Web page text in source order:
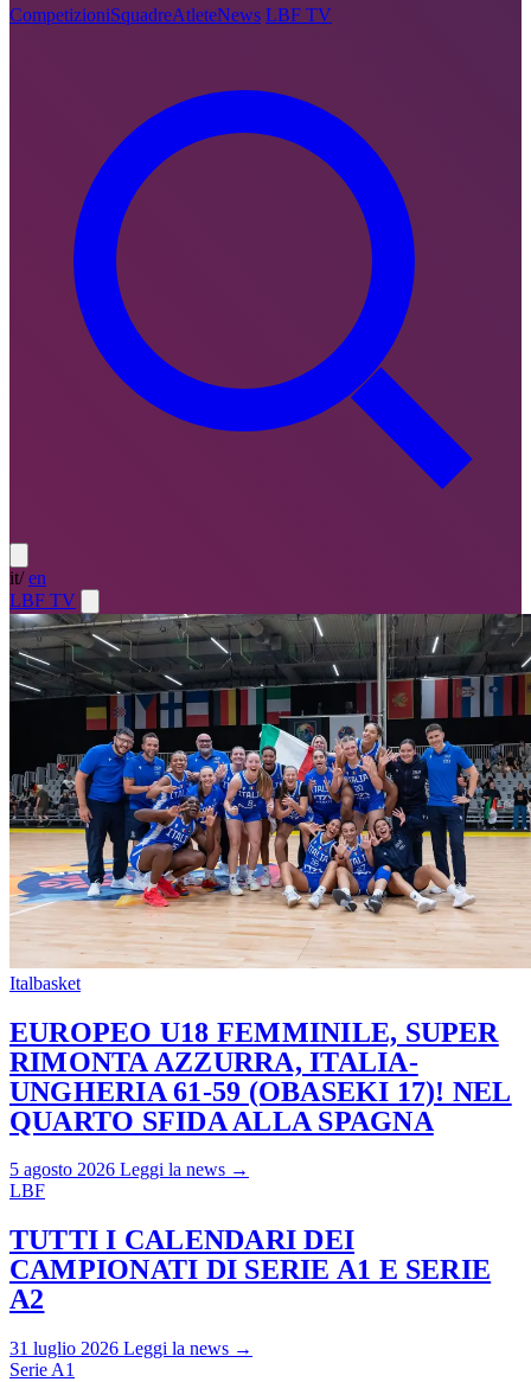
CompetizioniSquadreAtleteNews LBF TV
it/ en
LBF TV
Italbasket
EUROPEO U18 FEMMINILE, SUPER
RIMONTA AZZURRA, ITALIA-
UNGHERIA 61-59 (OBASEKI 17)! NEL
QUARTO SFIDA ALLA SPAGNA
5 agosto 2026 Leggi la news →
LBF
TUTTI I CALENDARI DEI
CAMPIONATI DI SERIE A1 E SERIE
A2
31 luglio 2026 Leggi la news →
Serie A1